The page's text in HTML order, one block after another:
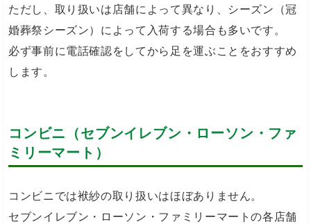
ただし、取り扱いは店舗によって異なり、シーズン（冠
婚葬祭シーズン）によって入荷する場合も多いです。
必ず事前に電話確認をしてから足を運ぶことをおすすめ
します。
コンビニ（セブンイレブン・ローソン・ファ
ミリーマート）
コンビニでは袱紗の取り扱いはほぼありません。
セブンイレブン・ローソン・ファミリーマートの各店舗